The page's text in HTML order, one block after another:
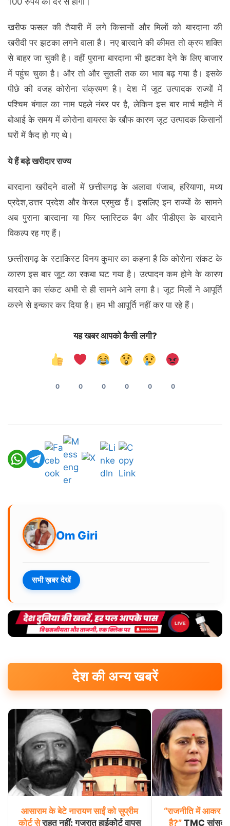
खरीफ फसल की तैयारी में लगे किसानों और मिलों को बारदाना की
खरीदी पर झटका लगने वाला है। नए बारदाने की कीमत तो क्रय शक्ति
से बाहर जा चुकी है। वहीं पुराना बारदाना भी झटका देने के लिए बाजार
में पहुंच चुका है। और तो और सुतली तक का भाव बढ़ गया है। इसके
पीछे की वजह कोरोना संक्रमण है। देश में जूट उत्पादक राज्यों में
पश्चिम बंगाल का नाम पहले नंबर पर है, लेकिन इस बार मार्च महीने में
बोआई के समय में कोरोना वायरस के खौफ कारण जूट उत्पादक किसानों
घरों में कैद हो गए थे।
ये हैं बड़े खरीदार राज्य
बारदाना खरीदने वालों में छत्तीसगढ़ के अलावा पंजाब, हरियाणा, मध्य
प्रदेश,उत्तर प्रदेश और केरल प्रमुख हैं। इसलिए इन राज्यों के सामने
अब पुराना बारदाना या फिर प्लास्टिक बैग और पीडीएस के बारदाने
विकल्प रह गए हैं।
छत्‍तीसगढ़ के स्‍टाकिस्‍ट विनय कुमार का कहना है कि कोरोना संकट के
कारण इस बार जूट का रकबा घट गया है। उत्पादन कम होने के कारण
बारदाने का संकट अभी से ही सामने आने लगा है। जूट मिलों ने आपूर्ति
करने से इन्कार कर दिया है। हम भी आपूर्ति नहीं कर पा रहे हैं।
यह खबर आपको कैसी लगी?
0 0 0 0 0 0
Om Giri
सभी ख़बर देखें
देश की अन्य खबरें
आसाराम के बेटे नारायण साईं को सुप्रीम
कोर्ट सेराहत नहीं: गुजरात हाईकोर्ट वापस
“राजनीति में आकर
है?” TMC सांसद